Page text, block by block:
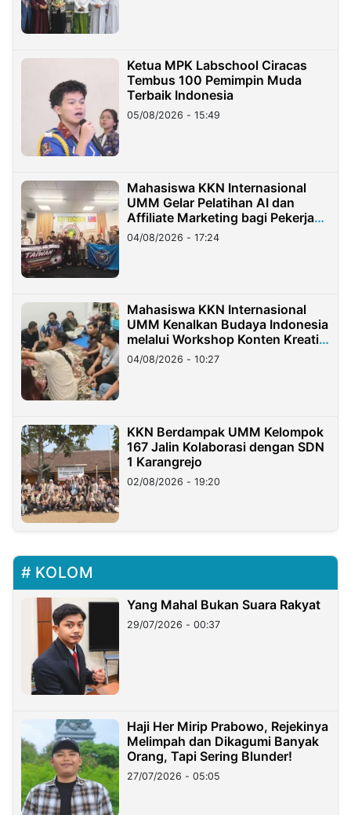
Ketua MPK Labschool Ciracas
Tembus 100 Pemimpin Muda
Terbaik Indonesia
05/08/2026 - 15:49
Mahasiswa KKN Internasional
UMM Gelar Pelatihan AI dan
Affiliate Marketing bagi Pekerja
Migran Indonesia di Taiwan
04/08/2026 - 17:24
Mahasiswa KKN Internasional
UMM Kenalkan Budaya Indonesia
melalui Workshop Konten Kreatif
di Taiwan
04/08/2026 - 10:27
KKN Berdampak UMM Kelompok
167 Jalin Kolaborasi dengan SDN
1 Karangrejo
02/08/2026 - 19:20
KOLOM
Yang Mahal Bukan Suara Rakyat
29/07/2026 - 00:37
Haji Her Mirip Prabowo, Rejekinya
Melimpah dan Dikagumi Banyak
Orang, Tapi Sering Blunder!
27/07/2026 - 05:05